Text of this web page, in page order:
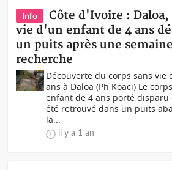
Info
Côte d'Ivoire : Daloa,
vie d'un enfant de 4 ans
un puits après une
recherche
Découverte du corps sans vie
ans à Daloa (Ph Koaci) Le
enfant de 4 ans porté
été retrouvé dans un puits
la...
il y a 1 an